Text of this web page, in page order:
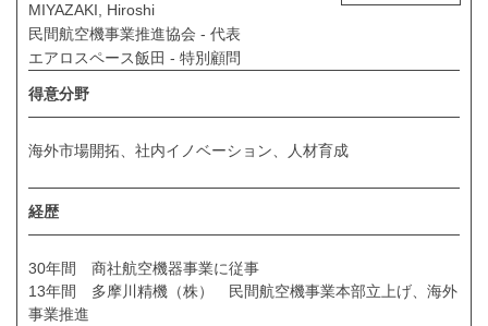
MIYAZAKI, Hiroshi
民間航空機事業推進協会 - 代表
エアロスペース飯田 - 特別顧問
得意分野
海外市場開拓、社内イノベーション、人材育成
経歴
30年間 商社航空機器事業に従事
13年間 多摩川精機（株） 民間航空機事業本部立上げ、海外
事業推進